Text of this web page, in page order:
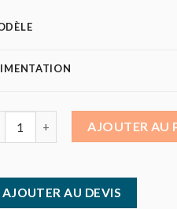
AJOUTER AU
AJOUTER AU DEVIS